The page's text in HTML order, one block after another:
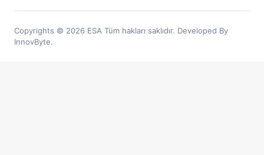
Copyrights © 2026 ESA Tüm hakları saklıdır. Developed By
InnovByte.